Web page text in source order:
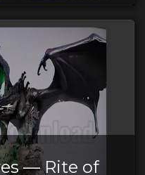
— Rite of